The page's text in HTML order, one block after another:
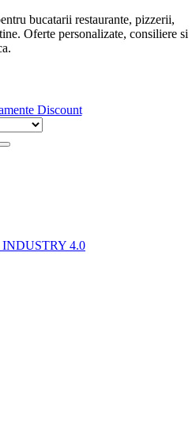
bucatarii restaurante, pizzerii,
Oferte personalizate, consiliere si
INDUSTRY 4.0